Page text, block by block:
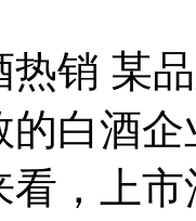
热销 某
酒企
看，上